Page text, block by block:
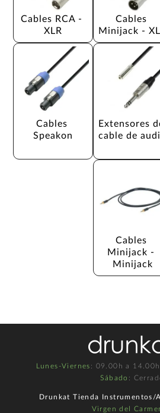
Cables RCA -
XLR
Cables
Minijack -
Cables
Speakon
Extensores
cable de
Cables
Minijack -
Minijack
Lunes-Viernes : 09.00h a
Sábado :
Drunkat Tienda Instrumentos/
Virgen del